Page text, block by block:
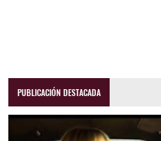
PUBLICACIÓN DESTACADA